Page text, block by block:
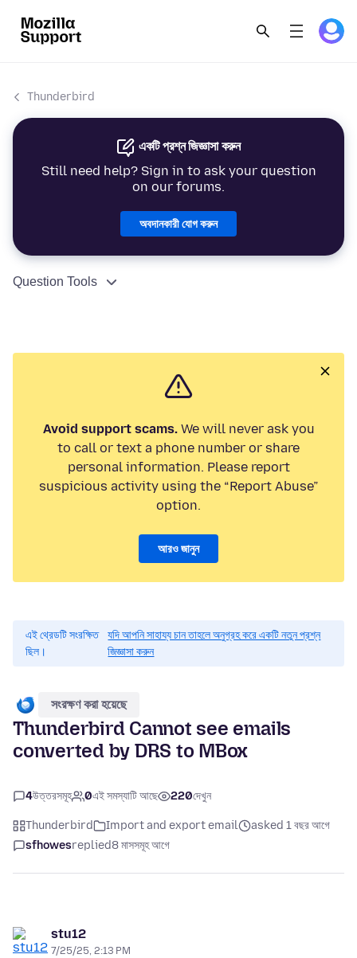
Thunderbird
একটি প্রশ্ন জিজ্ঞাসা করুন
Still need help? Sign in to ask your question
on our forums.
অবদানকারী যোগ করুন
Question Tools
Avoid support scams.We will never ask you
to call or text a phone number or share
personal information. Please report
suspicious activity using the “Report Abuse”
option.
আরও জানুন
এই থ্রেডটি সংরক্ষিত
ছিল।
যদি আপনি সাহায্য চান তাহলে অনুগ্রহ করে একটি নতুন প্রশ্ন
জিজ্ঞাসা করুন
সংরক্ষণ করা হয়েছে
Thunderbird Cannot see emails
converted by DRS to MBox
4উত্তরসমূহ 0এই সমস্যাটি আছে 220দেখুন
Thunderbird Import and export email
asked 1 বছর আগে
sfhowesreplied8 মাসসমূহ আগে
stu12
7/25/25, 2:13 PM